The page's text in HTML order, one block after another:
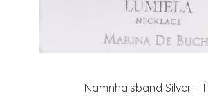
Namnhalsband Silver -